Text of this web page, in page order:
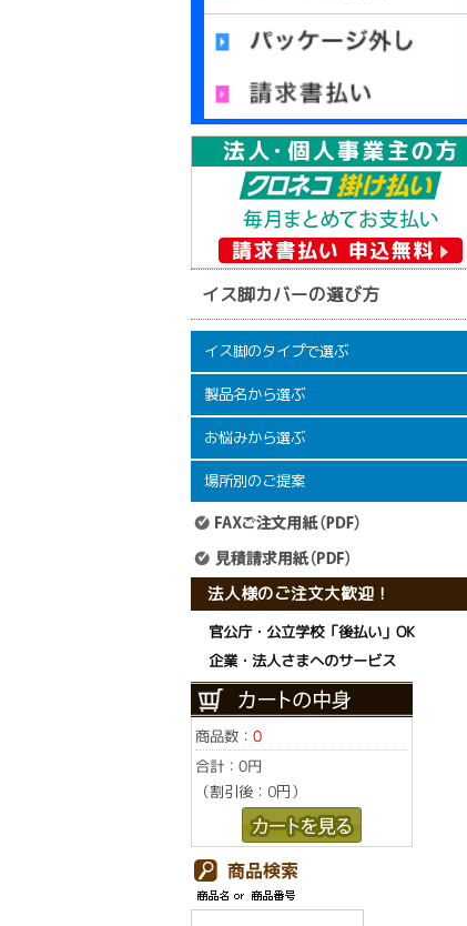
イス脚カバーの選び方
イス脚のタイプで選ぶ
製品名から選ぶ
イス脚フィット
ワイドフェルトキャップ
ワイドフェルトキャップスリム
クリア脚キャップ
家具のスベリ材キャップ
ワイドスリップキャップ
打込み式イス脚パッド
イスイスイ
イスキャップ【普及品タイプ】
折りたたみイス
サークル脚用キャップ
パイプ脚用イスキャップ(鉄板入り)
パイプ脚用イスキャップ
フェルトシート
キャスターストップ
家具のスベリ材
家具のスベリ材(フッ素樹脂タイプ)
お悩みから選ぶ
フローリングの床
椅子を動かす時につく床の傷を防ぎたい
椅子をスムーズに動かしたい
椅子を動かした時の嫌な音が気になる
カーペットの床
イスをスムーズに動かしたい
その他
どのイスキャップが合うかわからない
ちょうどよいサイズのイスキャップがない
場所別のご提案
病院・クリニック
介護施設・老人ホーム
障がいをもつ子どもにいる学校
飲食店・カフェ
オフィス
法人様のご注文大歓迎！
官公庁・公立学校「後払い」OK
企業・法人さまへのサービス
商品数：0
合計：0円
（割引後：0円）